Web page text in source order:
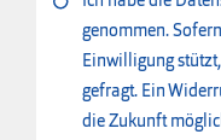
genommen.
Einwilligung
gefragt. Ein
die Zukunft